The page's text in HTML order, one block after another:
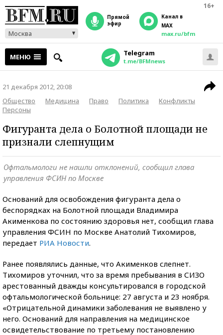
16+
Москва
прямой
эфир
Канал в
MAX
max.ru/bfm
МЕНЮ Telegram
t.me/BFMnews
21 декабря 2012, 20:08
Общество
Медицина Право Политика
Конфликты
Персоны
Фигуранта дела о Болотной площади не
признали слепнущим
Офтальмологи не нашли отклонений, сообщил глава
управления ФСИН по Москве
Оснований для освобождения фигуранта дела о
беспорядках на Болотной площади Владимира
Акименкова по состоянию здоровья нет, сообщил глава
управления ФСИН по Москве Анатолий Тихомиров,
передает РИА Новости.
Ранее появлялись данные, что Акименков слепнет.
Тихомиров уточнил, что за время пребывания в СИЗО
арестованный дважды консультировался в городской
офтальмологической больнице: 27 августа и 23 ноября.
«Отрицательной динамики заболевания не выявлено у
него. Оснований для направления на медицинское
освидетельствование по третьему постановлению